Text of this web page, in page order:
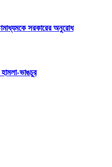
সরকারের অনুরোধ
হামলা-ভাঙচুর